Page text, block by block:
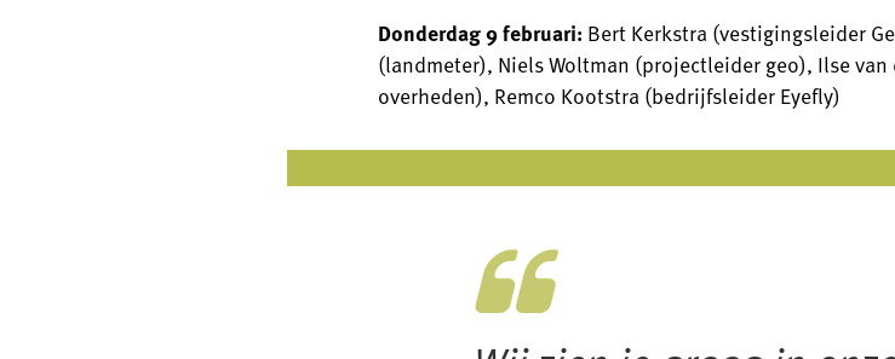
Donderdag 9 februari:Bert Kerkstra (vestigingsleider
(landmeter), Niels Woltman (projectleider geo), Ilse
overheden), Remco Kootstra (bedrijfsleider Eyefly)